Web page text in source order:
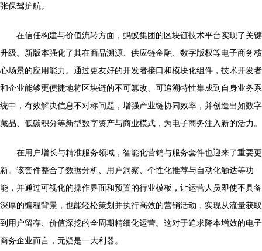
张保驾护航。
在信任构建与价值流转方面，蚂蚁集团的区块链技术平台实现了关键
升级。新版本强化了其在商品溯源、供应链金融、数字版权等电子商务核
心场景的应用能力。通过更友好的开发者接口和模块化组件，技术开发者
和企业能够更便捷地将区块链的不可篡改、可追溯特性集成到自身业务系
统中，有效解决信息不对称问题，增强产业链协同效率，并创造出如数字
藏品、低碳积分等新型数字资产与商业模式，为电子商务注入新的活力。
在用户增长与精准服务领域，智能化营销与服务套件也迎来了重要更
新。该套件整合了数据分析、用户洞察、个性化推荐与自动化触达等功
能，并通过可视化的操作界面和预置的行业模板，让运营人员即使不具备
深厚的编程背景，也能轻松策划并执行高效的营销活动，实现从流量获取
到用户留存、价值深挖的全周期精细化运营。这对于追求降本增效的电子
商务企业而言，无疑是一大利器。